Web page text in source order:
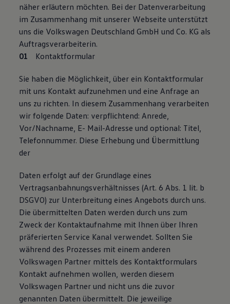
75 Jahre Bulli Jubiläum
Bulli Magazin
Fahrzeugabholung ab Werk
näher erläutern möchten. Bei der Datenverarbeitung
im Zusammenhang mit unserer Webseite unterstützt
uns die Volkswagen Deutschland GmbH und Co. KG als
Auftragsverarbeiterin.
Kontaktformular
Sie haben die Möglichkeit, über ein Kontaktformular
mit uns Kontakt aufzunehmen und eine Anfrage an
uns zu richten. In diesem Zusammenhang verarbeiten
wir folgende Daten: verpﬂichtend: Anrede,
Vor/Nachname, E- Mail-Adresse und optional: Titel,
Telefonnummer. Diese Erhebung und Übermittlung
der
Daten erfolgt auf der Grundlage eines
Vertragsanbahnungsverhältnisses (Art. 6 Abs. 1 lit. b
DSGVO) zur Unterbreitung eines Angebots durch uns.
Die übermittelten Daten werden durch uns zum
Zweck der Kontaktaufnahme mit Ihnen über Ihren
präferierten Service Kanal verwendet. Sollten Sie
während des Prozesses mit einem anderen
Volkswagen Partner mittels des Kontaktformulars
Kontakt aufnehmen wollen, werden diesem
Volkswagen Partner und nicht uns die zuvor
genannten Daten übermittelt. Die jeweilige